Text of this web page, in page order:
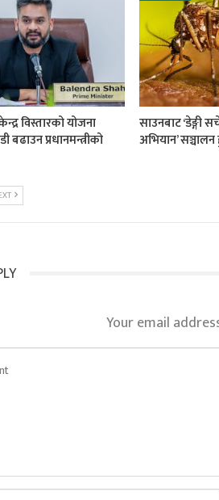
विस्तारको योजना
बढाउन प्रधानमन्त्रीको
साउनबाट ‘डेङ्गी
अभियान’
Your email